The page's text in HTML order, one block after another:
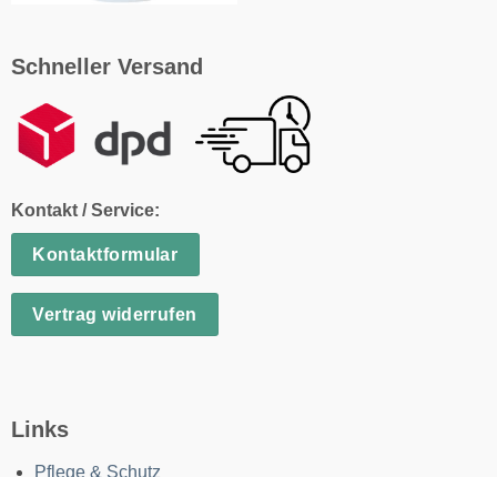
Schneller Versand
Kontakt / Service:
Kontaktformular
Vertrag widerrufen
Links
Pflege & Schutz